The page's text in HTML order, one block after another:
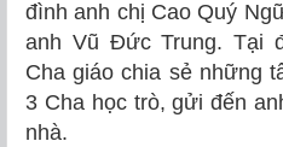
đình anh chị Cao Quý
anh Vũ Đức Trung. Tại
Cha giáo chia sẻ những
3 Cha học trò, gửi đến
nhà.